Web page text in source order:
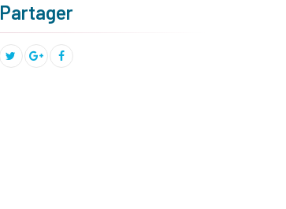
Partager